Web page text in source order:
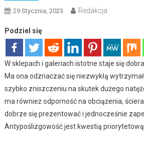
29 Stycznia, 2023 Redakcja
Podziel się
W sklepach i galeriach istotne staje się
Ma ona odznaczać się niezwykłą
szybko zniszczeniu na skutek dużego
ma również odporność na obciążenia,
dobrze się prezentować i jednocześnie
Antypoślizgowość jest kwestią priorytetową.